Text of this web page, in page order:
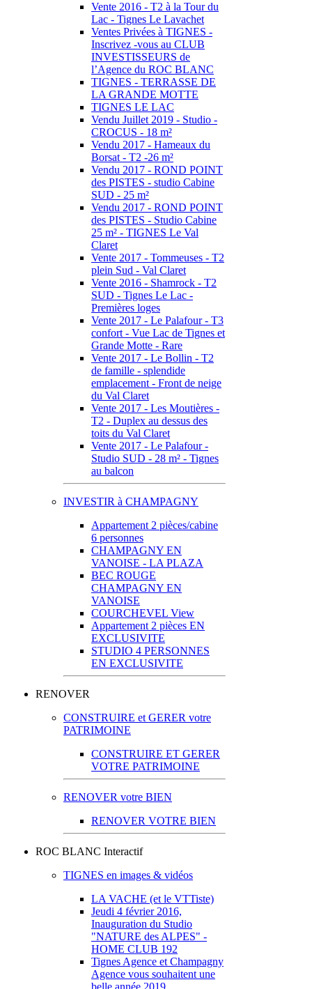
Vente 2016 - T2 à la Tour du
Lac - Tignes Le Lavachet
Ventes Privées à TIGNES -
Inscrivez -vous au CLUB
INVESTISSEURS de
l’Agence du ROC BLANC
TIGNES - TERRASSE DE
LA GRANDE MOTTE
TIGNES LE LAC
Vendu Juillet 2019 - Studio -
CROCUS - 18 m²
Vendu 2017 - Hameaux du
Borsat - T2 -26 m²
Vendu 2017 - ROND POINT
des PISTES - studio Cabine
SUD - 25 m²
Vendu 2017 - ROND POINT
des PISTES - Studio Cabine
25 m² - TIGNES Le Val
Claret
Vente 2017 - Tommeuses - T2
plein Sud - Val Claret
Vente 2016 - Shamrock - T2
SUD - Tignes Le Lac -
Premières loges
Vente 2017 - Le Palafour - T3
confort - Vue Lac de Tignes et
Grande Motte - Rare
Vente 2017 - Le Bollin - T2
de famille - splendide
emplacement - Front de neige
du Val Claret
Vente 2017 - Les Moutières -
T2 - Duplex au dessus des
toits du Val Claret
Vente 2017 - Le Palafour -
Studio SUD - 28 m² - Tignes
au balcon
INVESTIR à CHAMPAGNY
Appartement 2 pièces/cabine
6 personnes
CHAMPAGNY EN
VANOISE - LA PLAZA
BEC ROUGE
CHAMPAGNY EN
VANOISE
COURCHEVEL View
Appartement 2 pièces EN
EXCLUSIVITE
STUDIO 4 PERSONNES
EN EXCLUSIVITE
RENOVER
CONSTRUIRE et GERER votre
PATRIMOINE
CONSTRUIRE ET GERER
VOTRE PATRIMOINE
RENOVER votre BIEN
RENOVER VOTRE BIEN
ROC BLANC Interactif
TIGNES en images & vidéos
LA VACHE (et le VTTiste)
Jeudi 4 février 2016,
Inauguration du Studio
"NATURE des ALPES" -
HOME CLUB 192
Tignes Agence et Champagny
Agence vous souhaitent une
belle année 2019